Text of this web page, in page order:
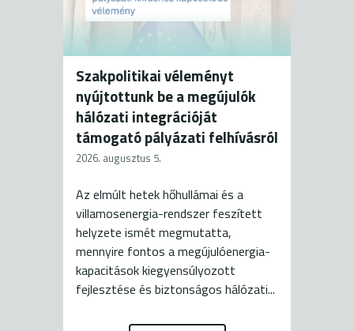
Szakpolitikai véleményt
nyújtottunk be a megújulók
hálózati integrációját
támogató pályázati felhívásról
2026. augusztus 5.
Az elmúlt hetek hőhullámai és a
villamosenergia-rendszer feszített
helyzete ismét megmutatta,
mennyire fontos a megújulóenergia-
kapacitások kiegyensúlyozott
fejlesztése és biztonságos hálózati...